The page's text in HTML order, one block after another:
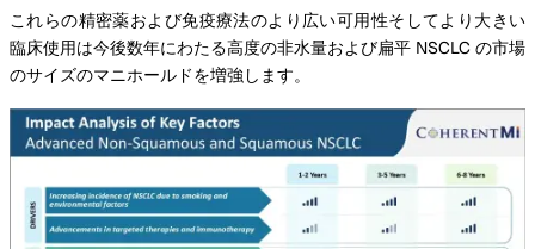
これらの精密薬および免疫療法のより広い可用性そしてより大きい
臨床使用は今後数年にわたる高度の非水量および扁平 NSCLC の市場
のサイズのマニホールドを増強します。